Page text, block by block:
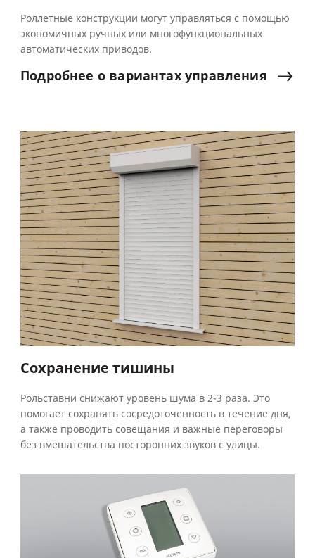
Роллетные конструкции могут управляться с помощью
экономичных ручных или многофункциональных
автоматических приводов.
Подробнее о вариантахуправления
Сохранение тишины
Рольставни снижают уровень шума в 2-3 раза. Это
помогает сохранять сосредоточенность в течение дня,
а также проводить совещания и важные переговоры
без вмешательства посторонних звуков с улицы.